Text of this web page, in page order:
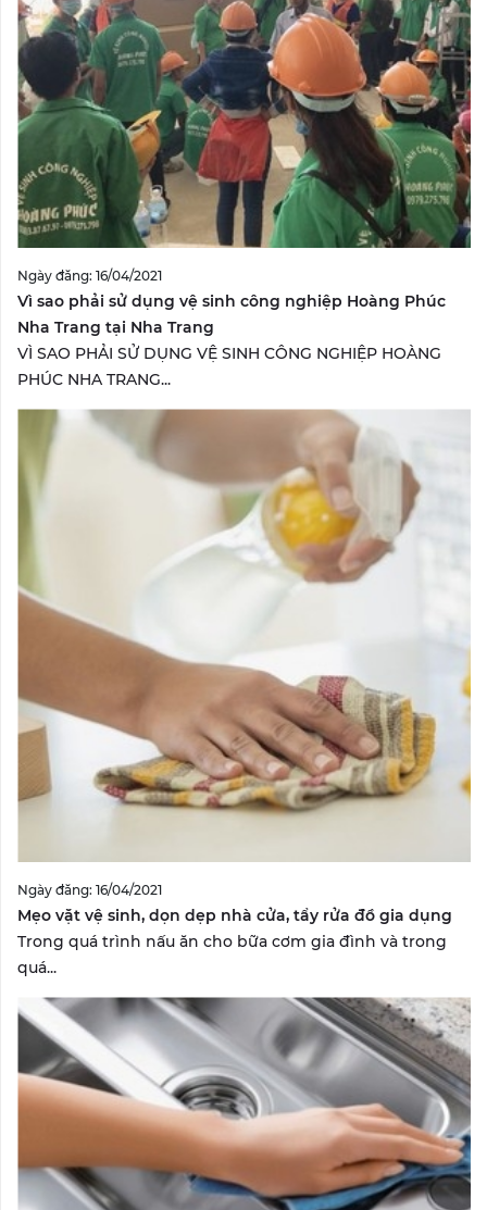
Ngày đăng: 16/04/2021
Vì sao phải sử dụng vệ sinh công nghiệp Hoàng Phúc
Nha Trang tại Nha Trang
VÌ SAO PHẢI SỬ DỤNG VỆ SINH CÔNG NGHIỆP HOÀNG
PHÚC NHA TRANG...
Ngày đăng: 16/04/2021
Mẹo vặt vệ sinh, dọn dẹp nhà cửa, tẩy rửa đồ gia dụng
Trong quá trình nấu ăn cho bữa cơm gia đình và trong
quá...